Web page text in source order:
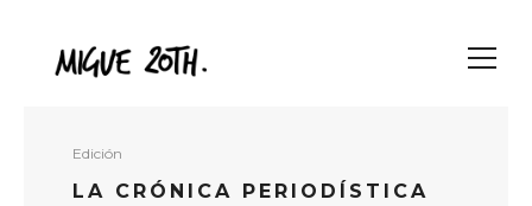
Edición
LA CRÓNICA PERIODÍSTICA